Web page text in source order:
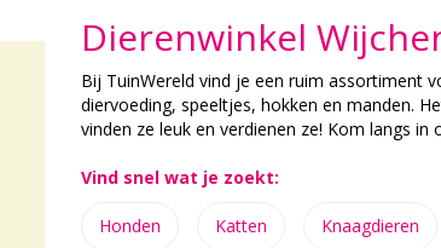
Dierenwinkel
Bij TuinWereld vind je een ruim assortiment
diervoeding, speeltjes, hokken en manden.
vinden ze leuk en verdienen ze! Kom langs in
Vind snel wat je zoekt:
Honden Katten Knaagdieren